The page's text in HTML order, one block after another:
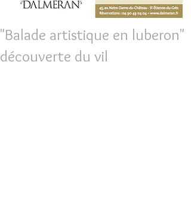
"Balade artistique en luberon"
découverte du vil